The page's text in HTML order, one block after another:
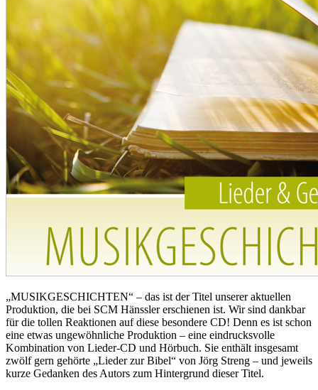
„MUSIKGESCHICHTEN“ – das ist der Titel unserer aktuellen
Produktion, die bei SCM Hänssler erschienen ist. Wir sind dankbar
für die tollen Reaktionen auf diese besondere CD! Denn es ist schon
eine etwas ungewöhnliche Produktion – eine eindrucksvolle
Kombination von Lieder-CD und Hörbuch. Sie enthält insgesamt
zwölf gern gehörte „Lieder zur Bibel“ von Jörg Streng – und jeweils
kurze Gedanken des Autors zum Hintergrund dieser Titel.